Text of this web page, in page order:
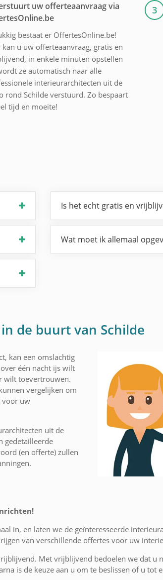
uw offerteaanvraag via
bestaat er OffertesOnline.be!
kan u uw offerteaanvraag, gratis en
in enkele minuten opstellen
ze automatisch naar alle
interieurarchitecten uit de
rond Schilde verstuurd. Zo bespaart
tijd en moeite!
3
Is het echt gratis en
Wat moet ik allemaal
de buurt van Schilde
kan een omslachtig
één nacht ijs wilt
wilt toevertrouwen.
vergelijken om
voor uw
uit de
gedetailleerde
(en offerte) zullen
in, en laten we de geïnteresseerde
van verschillende offertes voor uw
Met vrijblijvend bedoelen we dat u
is de keuze aan u om te beslissen of u tot